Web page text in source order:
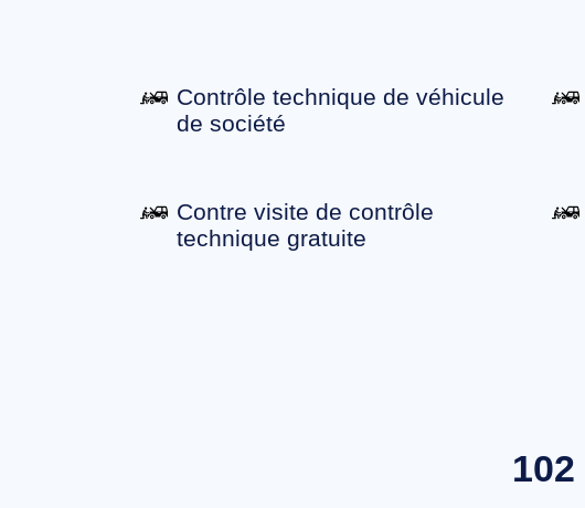
Contrôle technique de véhicule
de société
Contre visite de contrôle
technique gratuite
102